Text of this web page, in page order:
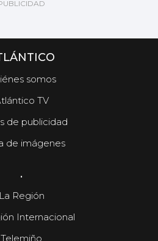
somos
TV
de publicidad
de imágenes
.
La Región
Internacional
Telemiño